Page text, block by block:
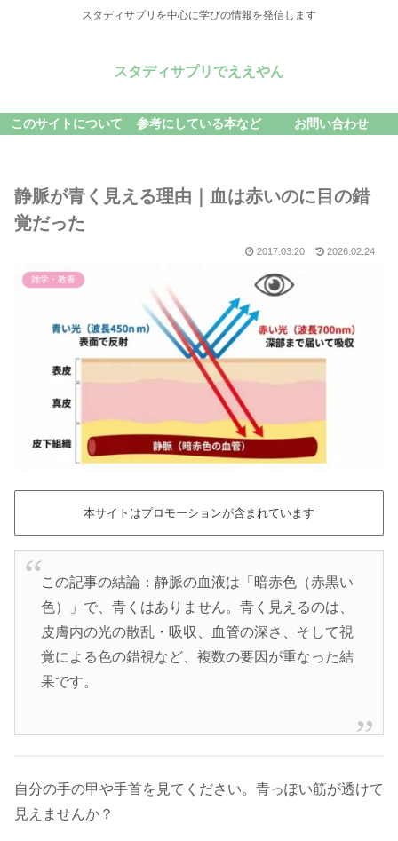
スタディサプリを中心に学びの情報を発信します
スタディサプリでええやん
このサイトについて 参考にしている本など お問い合わせ
静脈が青く見える理由｜血は赤いのに目の錯
覚だった
2017.03.20 2026.02.24
雑学・教養
本サイトはプロモーションが含まれています
この記事の結論：静脈の血液は「暗赤色（赤黒い
色）」で、青くはありません。青く見えるのは、
皮膚内の光の散乱・吸収、血管の深さ、そして視
覚による色の錯視など、複数の要因が重なった結
果です。
自分の手の甲や手首を見てください。青っぽい筋が透けて
見えませんか？